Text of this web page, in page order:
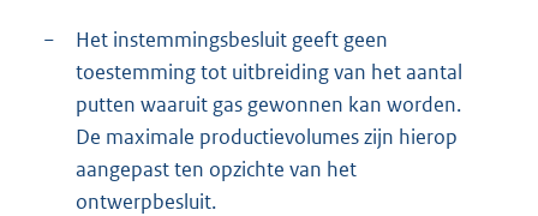
−
Het instemmingsbesluit geeft geen
toestemming tot uitbreiding van het aantal
putten waaruit gas gewonnen kan worden.
De maximale productievolumes zijn hierop
aangepast ten opzichte van het
ontwerpbesluit.